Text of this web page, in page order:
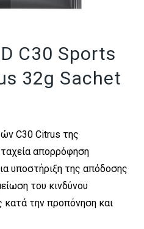
C30 Sports
32g Sachet
C30 Citrus της
απορρόφηση
υποστήριξη της απόδοσης
του κινδύνου
κατά την προπόνηση και